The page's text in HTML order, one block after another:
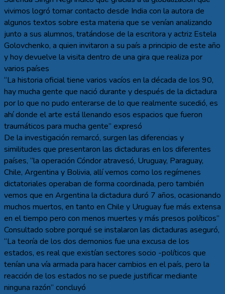
vivimos logró tomar contacto desde India con la autora de
algunos textos sobre esta materia que se venían analizando
junto a sus alumnos, tratándose de la escritora y actriz Estela
Golovchenko, a quien invitaron a su país a principio de este año
y hoy devuelve la visita dentro de una gira que realiza por
varios países
“La historia oficial tiene varios vacíos en la década de los 90,
hay mucha gente que nació durante y después de la dictadura
por lo que no pudo enterarse de lo que realmente sucedió, es
ahí donde el arte está llenando esos espacios que fueron
traumáticos para mucha gente” expresó
De la investigación remarcó, surgen las diferencias y
similitudes que presentaron las dictaduras en los diferentes
países, “la operación Cóndor atravesó, Uruguay, Paraguay,
Chile, Argentina y Bolivia, allí vemos como los regímenes
dictatoriales operaban de forma coordinada, pero también
vemos que en Argentina la dictadura duró 7 años, ocasionando
muchos muertos, en tanto en Chile y Uruguay fue más extensa
en el tiempo pero con menos muertes y más presos políticos”
Consultado sobre porqué se instalaron las dictaduras aseguró,
“La teoría de los dos demonios fue una excusa de los
estados, es real que existían sectores socio -políticos que
tenían una vía armada para hacer cambios en el país, pero la
reacción de los estados no se puede justificar mediante
ninguna razón” concluyó